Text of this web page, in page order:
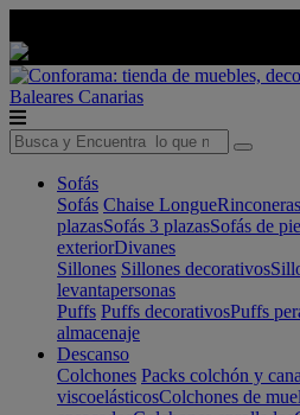
Baleares Canarias
Sofás
Sofás Chaise LongueRinconeras
plazasSofás 3 plazasSofás de
exteriorDivanes
Sillones Sillones decorativos
levantapersonas
Puffs Puffs decorativosPuffs
almacenaje
Descanso
Colchones Packs colchón y
viscoelásticosColchones de